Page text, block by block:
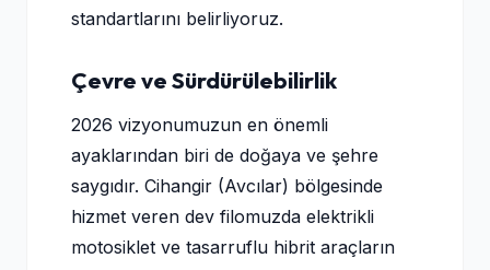
standartlarını belirliyoruz.
Çevre ve Sürdürülebilirlik
2026 vizyonumuzun en önemli
ayaklarından biri de doğaya ve şehre
saygıdır. Cihangir (Avcılar) bölgesinde
hizmet veren dev filomuzda elektrikli
motosiklet ve tasarruflu hibrit araçların